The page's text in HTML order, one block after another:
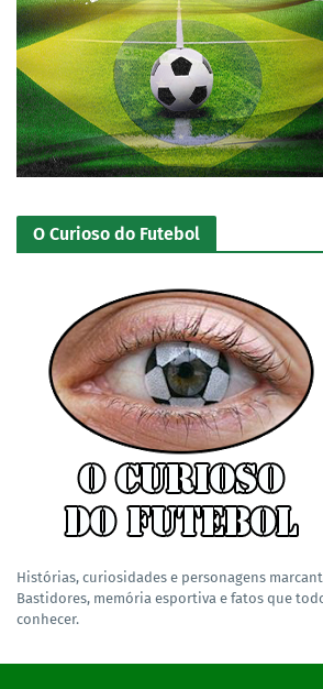
O Curioso do Futebol
Histórias, curiosidades e personagens
Bastidores, memória esportiva e fatos que
conhecer.